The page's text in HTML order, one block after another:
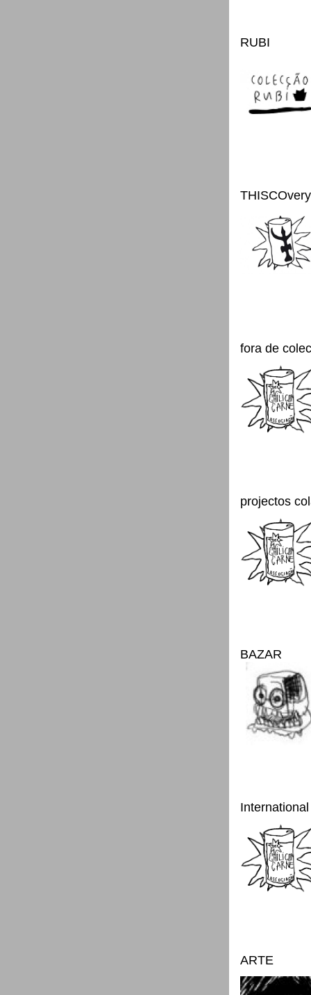
RUBI
fora de
projectos
BAZAR
ARTE